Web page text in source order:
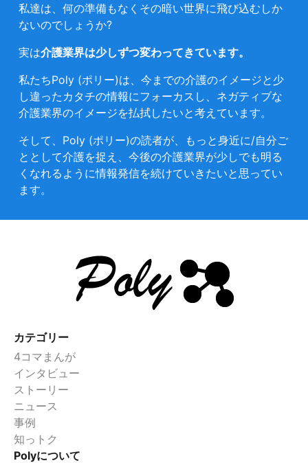
私達は、何の準備もなくその暗い世界に飛び込むしか
ないのでしょうか?
実は介護業界は少しずつ変わってきています。
私たちPoly (ポリー)は、今までの介護のイメージと少
し違ったカタチの情報にフォーカスし、ネガティブな
介護業界のイメージを払拭したいと考えています。
そして、Poly (ポリー)の読者が、もっと身近に/自分ご
ととして介護を捉え、今後の介護業界が少しでも明る
くなれるように情報発信を続けていきたいと思ってい
ます。
カテゴリー
4コマまんが
インタビュー
ストーリー
ニュース
事例
知っトク
Polyについて